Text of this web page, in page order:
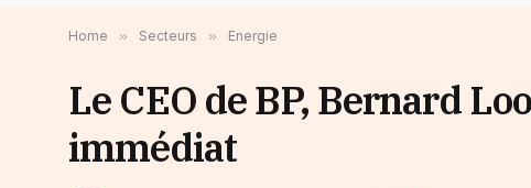
Home » Secteurs » Energie
Le CEO de BP, Bernard
immédiat